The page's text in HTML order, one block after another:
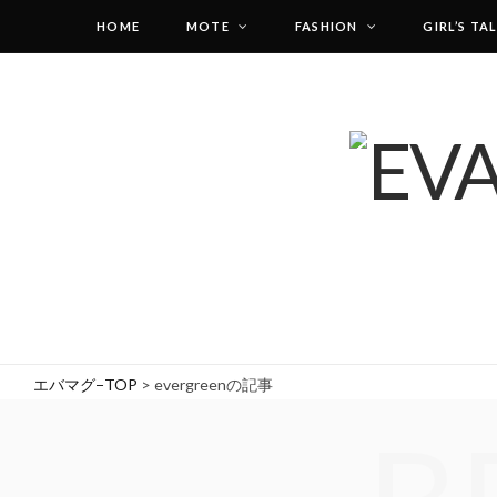
HOME MOTE FASHION GIRL’S
エバマグ−TOP > evergreenの記事